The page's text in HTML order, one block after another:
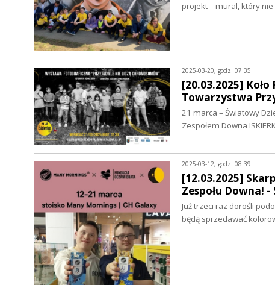
projekt – mural, który
2025-03-20, godz. 07:35
[20.03.2025]
Towarzystwa
21 marca – Światowy
Zespołem Downa
2025-03-12, godz. 08:39
[12.03.2025]
Zespołu Downa!
Już trzeci raz dorośli
będą sprzedawać